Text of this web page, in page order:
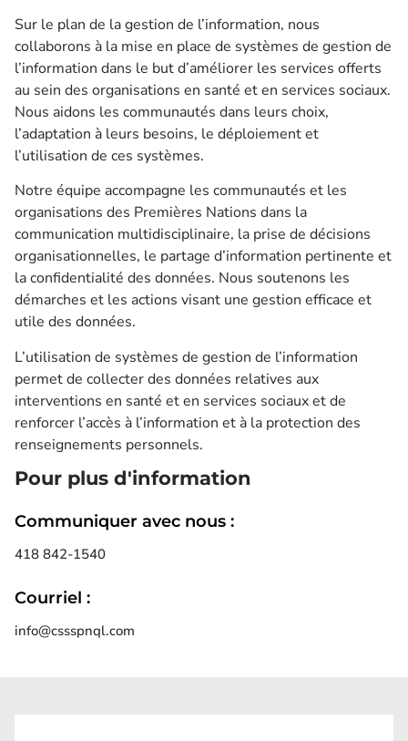
Sur le plan de la gestion de l’information, nous
collaborons à la mise en place de systèmes de gestion de
l’information dans le but d’améliorer les services offerts
au sein des organisations en santé et en services sociaux.
Nous aidons les communautés dans leurs choix,
l’adaptation à leurs besoins, le déploiement et
l’utilisation de ces systèmes.
Notre équipe accompagne les communautés et les
organisations des Premières Nations dans la
communication multidisciplinaire, la prise de décisions
organisationnelles, le partage d’information pertinente et
la confidentialité des données. Nous soutenons les
démarches et les actions visant une gestion efficace et
utile des données.
L’utilisation de systèmes de gestion de l’information
permet de collecter des données relatives aux
interventions en santé et en services sociaux et de
renforcer l’accès à l’information et à la protection des
renseignements personnels.
Pour plus d'information
Communiquer avec nous :
418 842-1540
Courriel :
info@cssspnql.com